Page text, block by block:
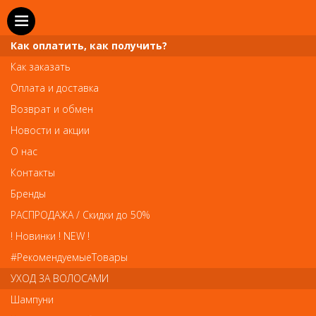
SEO
Крем для лица Hyaluron+ от Alcina
Как оплатить, как получить?
Как заказать
Оплата и доставка
Возврат и обмен
Новости и акции
О нас
Контакты
Бренды
РАСПРОДАЖА / Скидки до 50%
! Новинки ! NEW !
#РекомендуемыеТовары
УХОД ЗА ВОЛОСАМИ
Шампуни